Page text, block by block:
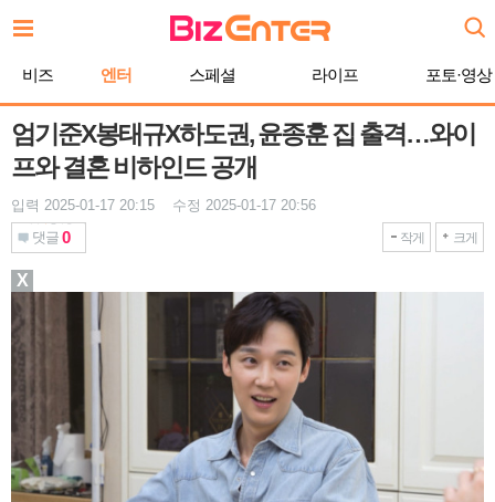
문
비즈 엔터 스페셜 라이프 포토·영상
엄기준X봉태규X하도권, 윤종훈 집 출격…와이
프와 결혼 비하인드 공개
입력 2025-01-17 20:15 수정 2025-01-17 20:56
댓글 0 작게 크게
X